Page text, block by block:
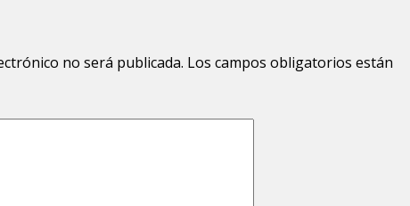
no será publicada. Los campos obligatorios están